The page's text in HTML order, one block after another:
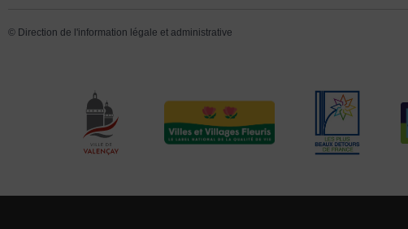
© Direction de l'information légale et administrative